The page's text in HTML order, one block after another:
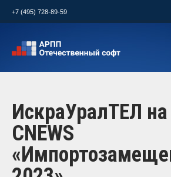
+7 (495) 728-89-59
ИскраУралТЕЛ на
CNEWS